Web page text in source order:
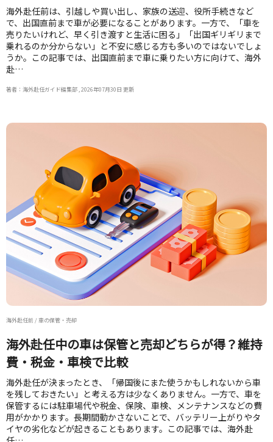
海外赴任前は、引越しや買い出し、家族の送迎、役所手続きなど
で、出国直前まで車が必要になることがあります。一方で、「車を
売りたいけれど、早く引き渡すと生活に困る」「出国ギリギリまで
乗れるのか分からない」と不安に感じる方も多いのではないでしょ
うか。この記事では、出国直前まで車に乗りたい方に向けて、海外
赴…
著者：海外赴任ガイド編集部 , 2026年07月30日 更新
海外赴任前 / 車の保管・売却
海外赴任中の車は保管と売却どちらが得？維持
費・税金・車検で比較
海外赴任が決まったとき、「帰国後にまた使うかもしれないから車
を残しておきたい」と考える方は少なくありません。一方で、車を
保管するには駐車場代や税金、保険、車検、メンテナンスなどの費
用がかかります。長期間動かさないことで、バッテリー上がりやタ
イヤの劣化などが起きることもあります。この記事では、海外赴